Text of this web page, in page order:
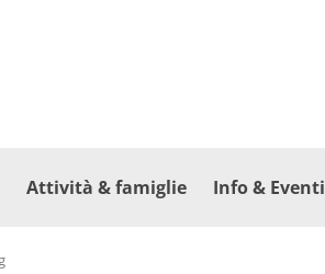
Attività & famiglie Info & Eventi